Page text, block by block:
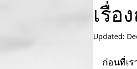
เรื่อ
Updated:
ก่อนที่เ